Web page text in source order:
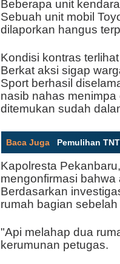
Beberapa unit
Sebuah unit mobil
dilaporkan hangus
Kondisi kontras
Berkat aksi sigap
Sport berhasil
nasib nahas
ditemukan sudah
Baca Juga : Pemulihan
Kapolresta
mengonfirmasi
Berdasarkan
rumah bagian
"Api melahap dua
kerumunan petugas.